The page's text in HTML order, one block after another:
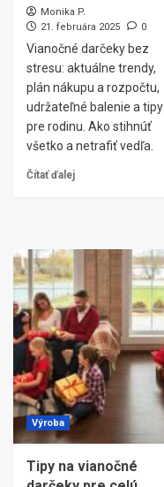
Monika P.
21. februára 2025
0
Vianočné darčeky bez
stresu: aktuálne trendy,
plán nákupu a rozpočtu,
udržateľné balenie a tipy
pre rodinu. Ako stihnúť
všetko a netrafiť vedľa.
Čítať ďalej
Výroba
Tipy na vianočné